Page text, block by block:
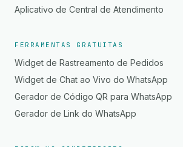
Aplicativo de Central de Atendimento
FERRAMENTAS GRATUITAS
Widget de Rastreamento de Pedidos
Widget de Chat ao Vivo do WhatsApp
Gerador de Código QR para WhatsApp
Gerador de Link do WhatsApp